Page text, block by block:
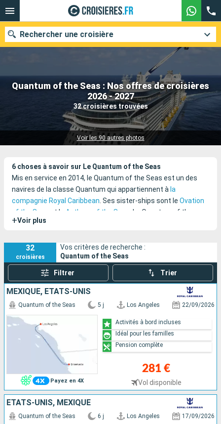
Quantum of the Seas : Nos offres de croisières
2026 - 2027
32 croisières trouvées
Voir les 90 autres photos
Rechercher une croisière
Nos destinations
Mois de départ
Compagnies
6 choses à savoir sur Le Quantum of the Seas
Mis en service en 2014, le Quantum of the Seas est un des
navires de la classe Quantum qui appartiennent à la
compagnie Royal Caribbean. Ses sister-ships sont le Ovation
of the Seas
et le Anthem of the Seas
. Le Quantum of the
Seas est un navire moderne qui offre des
chute libre et la capsule North Star.
+Voir plus
32
croisières
Vos critères de recherche :
Quantum of the Seas
Filtrer Trier
MEXIQUE, ÉTATS-UNIS
Payez en 4X
Quantum of the Seas 5 j Los Angeles 22/09/2026
281 €
Vol disponible
Activités à bord incluses
Idéal pour les familles
Pension complète
ÉTATS-UNIS, MEXIQUE
Quantum of the Seas 6 j Los Angeles 17/09/2026